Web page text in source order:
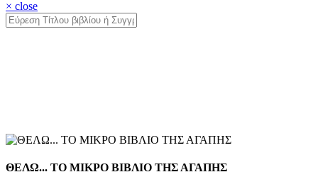
× close
ΘΕΛΩ... ΤΟ ΜΙΚΡΟ ΒΙΒΛΙΟ ΤΗΣ ΑΓΑΠΗΣ